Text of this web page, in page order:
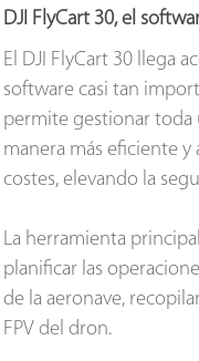
DJI FlyCart 30, el
El DJI FlyCart 30 llega
software casi tan
permite gestionar toda
manera más eficiente
costes, elevando la
La herramienta
planificar las
de la aeronave,
FPV del dron.